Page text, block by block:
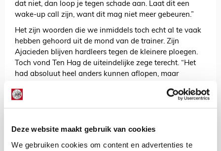
Deze website maakt gebruik van cookies
We gebruiken cookies om content en advertenties te
dat niet, dan loop je tegen schade aan. Laat dit een
wake-up call zijn, want dit mag niet meer gebeuren.”
Het zijn woorden die we inmiddels toch echt al te vaak
hebben gehoord uit de mond van de trainer. Zijn
Ajacieden blijven hardleers tegen de kleinere ploegen.
Toch vond Ten Hag de uiteindelijke zege terecht. “Het
had absoluut heel anders kunnen aflopen, maar
het gebeurt, mag alleen nooit.”
rechtsback eindigde. Was dat uit nood of een tactische
keuze? “Rensch kreeg last van zijn hamstring. Daar